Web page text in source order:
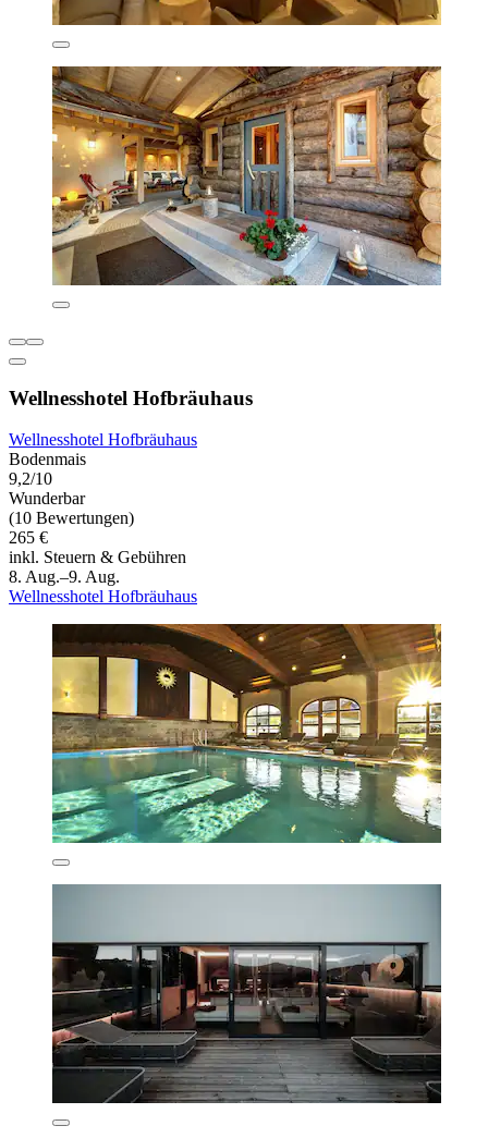
Wellnesshotel Hofbräuhaus
Wellnesshotel Hofbräuhaus
Bodenmais
9,2/10
Wunderbar
(10 Bewertungen)
265 €
inkl. Steuern & Gebühren
8. Aug.–9. Aug.
Wellnesshotel Hofbräuhaus